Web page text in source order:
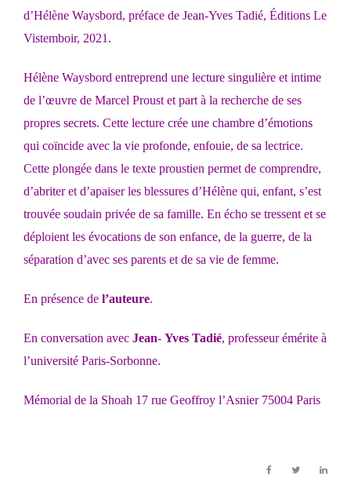
d’Hélène Waysbord, préface de Jean‐Yves Tadié, Éditions Le
Vistemboir, 2021.
Hélène Waysbord entreprend une lecture singulière et intime
de l’œuvre de Marcel Proust et part à la recherche de ses
propres secrets. Cette lecture crée une chambre d’émotions
qui coïncide avec la vie profonde, enfouie, de sa lectrice.
Cette plongée dans le texte proustien permet de comprendre,
d’abriter et d’apaiser les blessures d’Hélène qui, enfant, s’est
trouvée soudain privée de sa famille. En écho se tressent et se
déploient les évocations de son enfance, de la guerre, de la
séparation d’avec ses parents et de sa vie de femme.
En présence de l’auteure.
En conversation avec Jean‐ Yves Tadié, professeur émérite à
l’université Paris-Sorbonne.
Mémorial de la Shoah 17 rue Geoffroy l’Asnier 75004 Paris